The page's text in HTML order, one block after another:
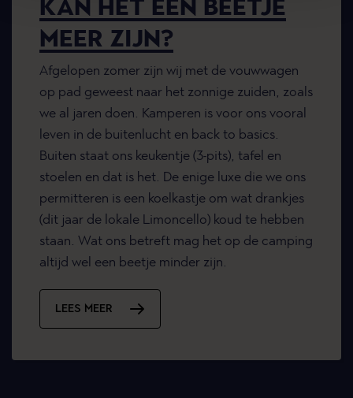
KAN HET EEN BEETJE
MEER ZIJN?
Afgelopen zomer zijn wij met de vouwwagen
op pad geweest naar het zonnige zuiden, zoals
we al jaren doen. Kamperen is voor ons vooral
leven in de buitenlucht en back to basics.
Buiten staat ons keukentje (3-pits), tafel en
stoelen en dat is het. De enige luxe die we ons
permitteren is een koelkastje om wat drankjes
(dit jaar de lokale Limoncello) koud te hebben
staan. Wat ons betreft mag het op de camping
altijd wel een beetje minder zijn.
LEES MEER